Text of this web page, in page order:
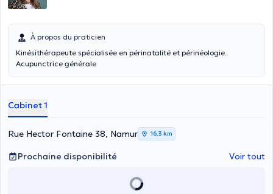
À propos du praticien
Kinésithérapeute spécialisée en périnatalité et périnéologie.
Acupunctrice générale
Cabinet 1
Rue Hector Fontaine 38, Namur 16,3 km
Prochaine disponibilité Voir tout